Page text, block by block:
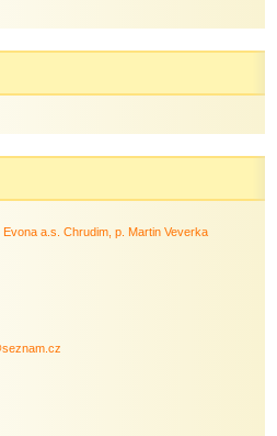
a.s. Chrudim, p. Martin Veverka